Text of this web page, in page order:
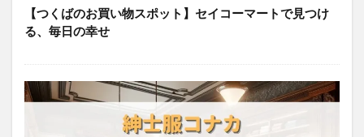
【つくばのお買い物スポット】セイコーマートで見つけ
る、毎日の幸せ